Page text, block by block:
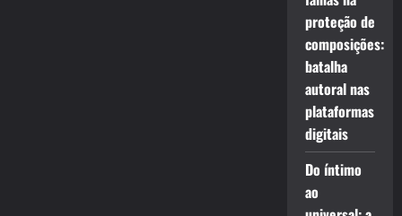
proteção de
composições:
batalha
autoral nas
plataformas
digitais
Do íntimo
ao